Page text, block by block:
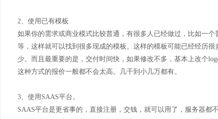
2、使用已有模板
如果你的需求或商业模式比较普通，有很多人已经做过，比如一
等，这样就可以找到很多现成的模板。这样的模板可能已经经历很
少。而且最重要的是，交付时间快，如果修改不多，基本上改个
这种方式的报价一般都不会太高。几千到小几万都有。
3、使用SAAS平台。
SAAS平台是更省事的，直接注册，交钱，就可以用了，服务器都